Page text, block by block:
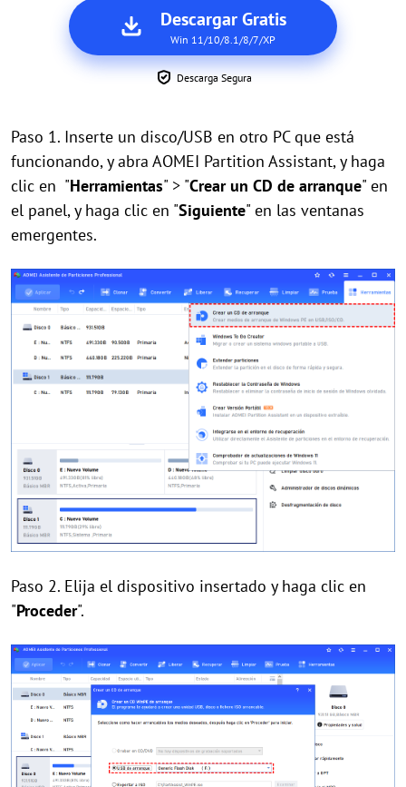
Descargar Gratis
Win 11/10/8.1/8/7/XP
Descarga Segura
Paso 1. Inserte un disco/USB en otro PC que está
funcionando, y abra AOMEI Partition Assistant, y haga
clic en "Herramientas" > "Crear un CD de arranque" en
el panel, y haga clic en "Siguiente" en las ventanas
emergentes.
Paso 2. Elija el dispositivo insertado y haga clic en
"Proceder".